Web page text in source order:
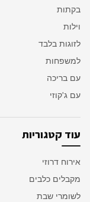
בקתות
וילות
לזוגות בלבד
למשפחות
עם בריכה
עם ג'קוזי
עוד קטגוריות
אירוח דרוזי
מקבלים כלבים
לשומרי שבת